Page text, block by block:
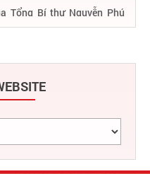
Tổng Bí thư Nguyễn Phú
Công an nhân dân học tập,
Hồ dạy - Lực lượng Công
triển công nghệ thông